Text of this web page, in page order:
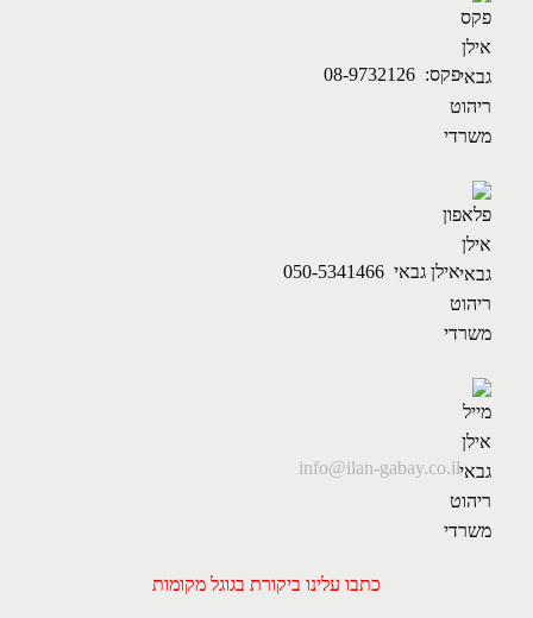
פקס: 08-9732126
אילן גבאי 050-5341466
info@ilan-gabay.co.il
כתבו עלינו ביקורת בגוגל מקומות